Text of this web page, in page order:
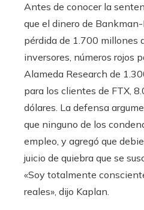
Antes de conocer la
que el dinero de
pérdida de 1.700 millones
inversores, números rojos
Alameda Research de
para los clientes de FTX,
dólares. La defensa
que ninguno de los
empleo, y agregó que
juicio de quiebra que se
«Soy totalmente
reales», dijo Kaplan.